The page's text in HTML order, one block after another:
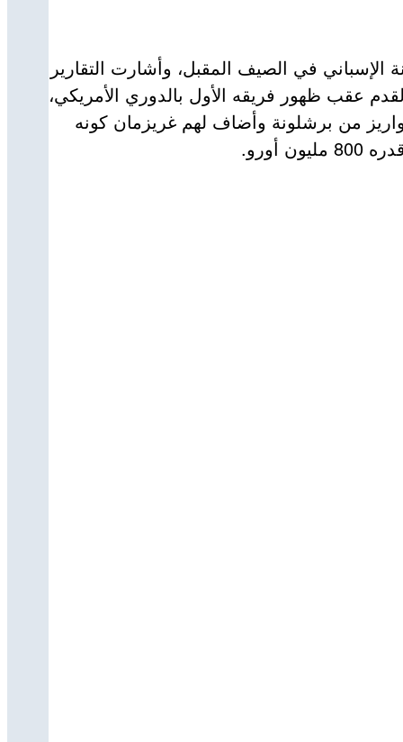
في الصيف المقبل، وأشارت التقارير
عقب ظهور فريقه الأول بالدوري الأمريكي،
من برشلونة وأضاف لهم غريزمان كونه